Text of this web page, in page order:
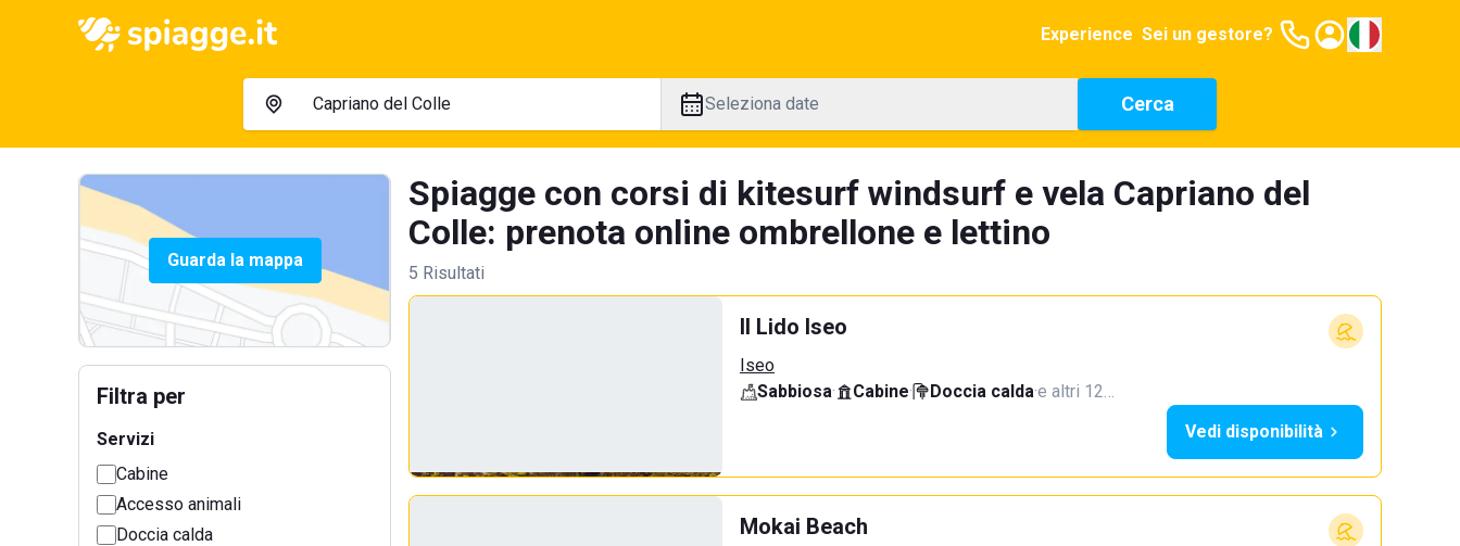
Experience Sei un gestore?
Seleziona date Cerca
Guarda la mappa
Filtra per
Servizi
Cabine
Accesso animali
Doccia calda
Spiagge con corsi di kitesurf windsurf e vela Capriano del
Colle: prenota online ombrellone e lettino
5 Risultati
Il Lido Iseo
Iseo
Sabbiosa· Cabine· Doccia calda·e altri 12…
Vedi disponibilità
Mokai Beach